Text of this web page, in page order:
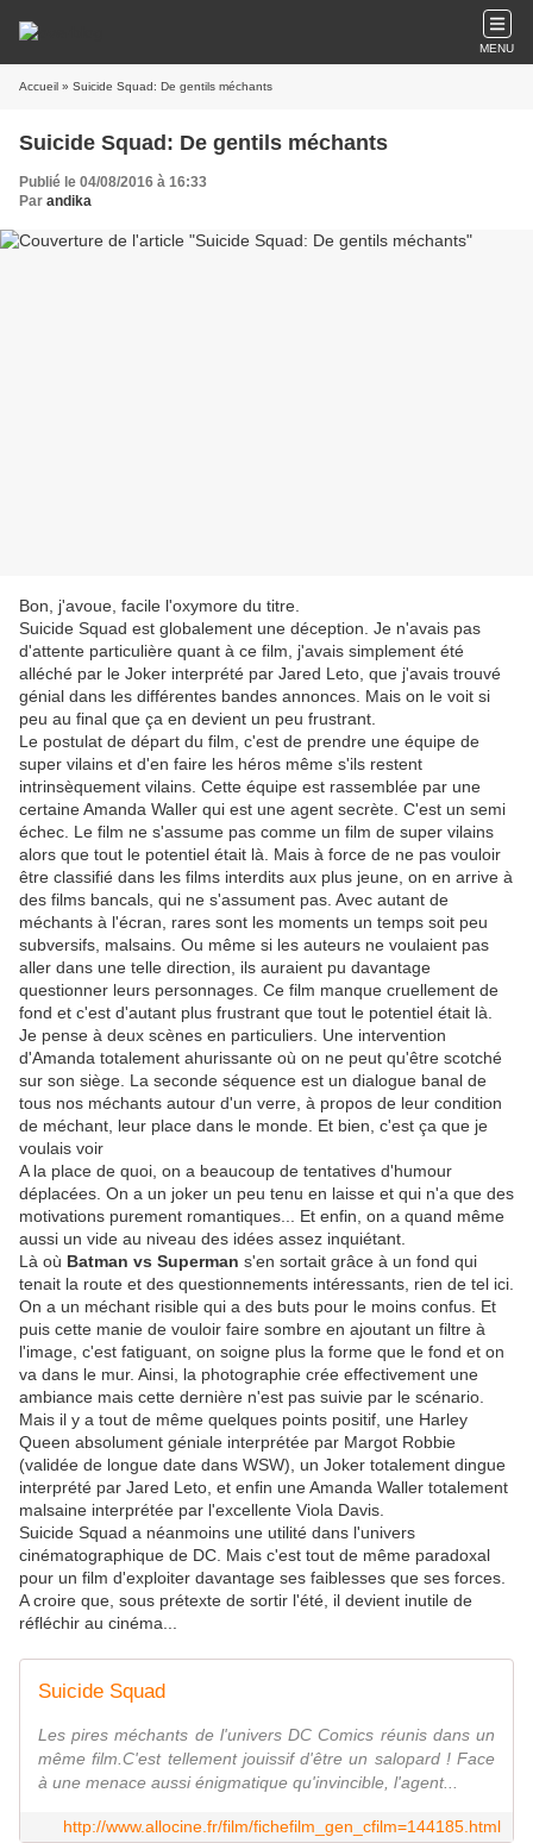
MENU
Accueil » Suicide Squad: De gentils méchants
Suicide Squad: De gentils méchants
Publié le 04/08/2016 à 16:33
Par andika
Bon, j'avoue, facile l'oxymore du titre.
Suicide Squad est globalement une déception. Je n'avais pas
d'attente particulière quant à ce film, j'avais simplement été
alléché par le Joker interprété par Jared Leto, que j'avais trouvé
génial dans les différentes bandes annonces. Mais on le voit si
peu au final que ça en devient un peu frustrant.
Le postulat de départ du film, c'est de prendre une équipe de
super vilains et d'en faire les héros même s'ils restent
intrinsèquement vilains. Cette équipe est rassemblée par une
certaine Amanda Waller qui est une agent secrète. C'est un semi
échec. Le film ne s'assume pas comme un film de super vilains
alors que tout le potentiel était là. Mais à force de ne pas vouloir
être classifié dans les films interdits aux plus jeune, on en arrive à
des films bancals, qui ne s'assument pas. Avec autant de
méchants à l'écran, rares sont les moments un temps soit peu
subversifs, malsains. Ou même si les auteurs ne voulaient pas
aller dans une telle direction, ils auraient pu davantage
questionner leurs personnages. Ce film manque cruellement de
fond et c'est d'autant plus frustrant que tout le potentiel était là.
Je pense à deux scènes en particuliers. Une intervention
d'Amanda totalement ahurissante où on ne peut qu'être scotché
sur son siège. La seconde séquence est un dialogue banal de
tous nos méchants autour d'un verre, à propos de leur condition
de méchant, leur place dans le monde. Et bien, c'est ça que je
voulais voir
A la place de quoi, on a beaucoup de tentatives d'humour
déplacées. On a un joker un peu tenu en laisse et qui n'a que des
motivations purement romantiques... Et enfin, on a quand même
aussi un vide au niveau des idées assez inquiétant.
Là où Batman vs Superman s'en sortait grâce à un fond qui
tenait la route et des questionnements intéressants, rien de tel ici.
On a un méchant risible qui a des buts pour le moins confus. Et
puis cette manie de vouloir faire sombre en ajoutant un filtre à
l'image, c'est fatiguant, on soigne plus la forme que le fond et on
va dans le mur. Ainsi, la photographie crée effectivement une
ambiance mais cette dernière n'est pas suivie par le scénario.
Mais il y a tout de même quelques points positif, une Harley
Queen absolument géniale interprétée par Margot Robbie
(validée de longue date dans WSW), un Joker totalement dingue
interprété par Jared Leto, et enfin une Amanda Waller totalement
malsaine interprétée par l'excellente Viola Davis.
Suicide Squad a néanmoins une utilité dans l'univers
cinématographique de DC. Mais c'est tout de même paradoxal
pour un film d'exploiter davantage ses faiblesses que ses forces.
A croire que, sous prétexte de sortir l'été, il devient inutile de
réfléchir au cinéma...
Suicide Squad
Les pires méchants de l'univers DC Comics réunis dans un
même film.C'est tellement jouissif d'être un salopard ! Face
à une menace aussi énigmatique qu'invincible, l'agent...
http://www.allocine.fr/film/fichefilm_gen_cfilm=144185.html